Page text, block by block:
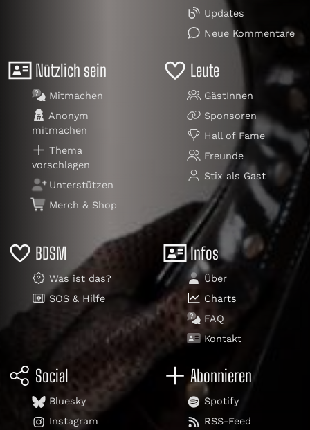
Updates
Neue Kommentare
Nützlich sein
Mitmachen
Anonym
mitmachen
Thema
vorschlagen
Unterstützen
Merch & Shop
Leute
GästInnen
Sponsoren
Hall of Fame
Freunde
Stix als Gast
BDSM
Was ist das?
SOS & Hilfe
Infos
Über
Charts
FAQ
Kontakt
Social
Bluesky
Instagram
Abonnieren
Spotify
RSS-Feed